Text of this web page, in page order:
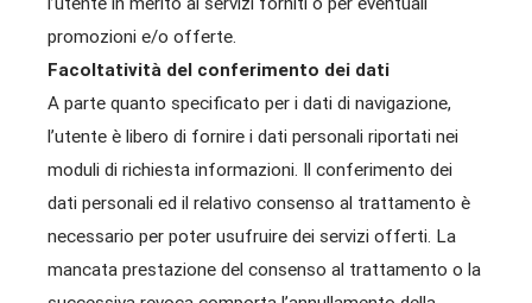
promozioni e/o offerte.
Facoltatività del conferimento dei dati
A parte quanto specificato per i dati di navigazione,
l’utente è libero di fornire i dati personali riportati nei
moduli di richiesta informazioni. Il conferimento dei
dati personali ed il relativo consenso al trattamento è
necessario per poter usufruire dei servizi offerti. La
mancata prestazione del consenso al trattamento o la